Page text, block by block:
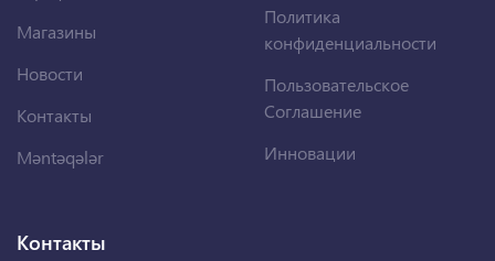
Магазины
Новости
Контакты
Məntəqələr
Политика
конфиденциальности
Пользовательское
Соглашение
Инновации
Контакты